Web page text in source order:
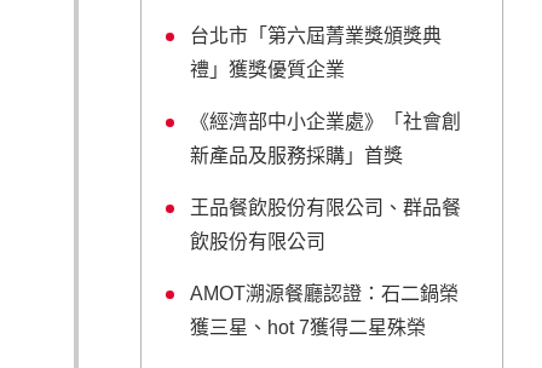
台北市「第六屆菁業獎頒獎典
禮」獲獎優質企業
《經濟部中小企業處》「社會創
新產品及服務採購」首獎
王品餐飲股份有限公司、群品餐
飲股份有限公司
AMOT溯源餐廳認證：石二鍋榮
獲三星、hot 7獲得二星殊榮